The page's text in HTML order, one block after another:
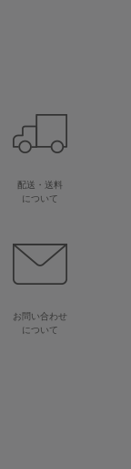
配送・送料
について
お問い合わせ
について